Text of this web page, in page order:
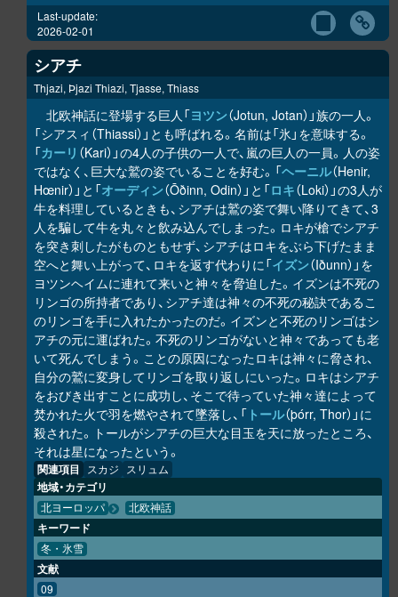
Last-update:
2026-02-01
シアチ
Thjazi, Þjazi Thiazi, Tjasse, Thiass
北欧神話に登場する巨人「ヨツン（Jotun, Jotan）」族の一人。
「シアスィ（Thiassi）」とも呼ばれる。名前は「氷」を意味する。
「カーリ （Kari）」の4人の子供の一人で、嵐の巨人の一員。人の姿
ではなく、巨大な鷲の姿でいることを好む。「ヘーニル（Henir,
Hœnir）」と「オーディン（Ōðinn, Odin）」と「ロキ（Loki）」の3人が
牛を料理しているときも、シアチは鷲の姿で舞い降りてきて、3
人を騙して牛を丸々と飲み込んでしまった。ロキが槍でシアチ
を突き刺したがものともせず、シアチはロキをぶら下げたまま
空へと舞い上がって、ロキを返す代わりに「イズン（Iðunn）」を
ヨツンヘイムに連れて来いと神々を脅迫した。イズンは不死の
リンゴの所持者であり、シアチ達は神々の不死の秘訣であるこ
のリンゴを手に入れたかったのだ。イズンと不死のリンゴはシ
アチの元に運ばれた。不死のリンゴがないと神々であっても老
いて死んでしまう。ことの原因になったロキは神々に脅され、
自分の鷲に変身してリンゴを取り返しにいった。ロキはシアチ
をおびき出すことに成功し、そこで待っていた神々達によって
焚かれた火で羽を燃やされて墜落し、「 トール（þórr, Thor）」に
殺された。トールがシアチの巨大な目玉を天に放ったところ、
それは星になったという。
関連項目 スカジ スリュム
地域・カテゴリ
北ヨーロッパ 北欧神話
キーワード
冬・氷雪
文献
09